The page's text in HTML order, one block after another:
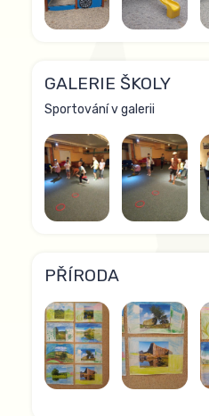
GALERIE ŠKOLY
Sportování v galerii
PŘÍRODA